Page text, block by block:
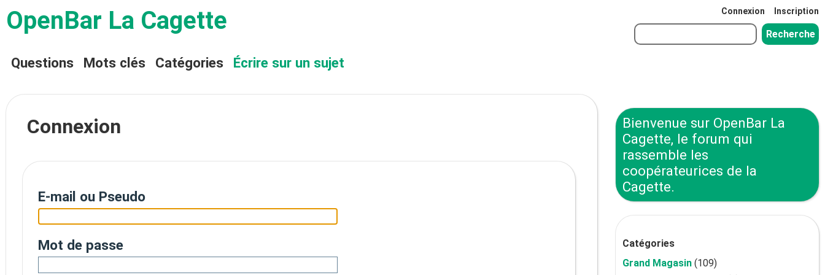
OpenBar La Cagette Connexion Inscription
Questions Mots clés Catégories Écrire sur un sujet
Bienvenue sur OpenBar La
Cagette, le forum qui
rassemble les
coopérateurices de la
Cagette.
Catégories
Grand Magasin (109)
Connexion
E-mail ou Pseudo
Mot de passe